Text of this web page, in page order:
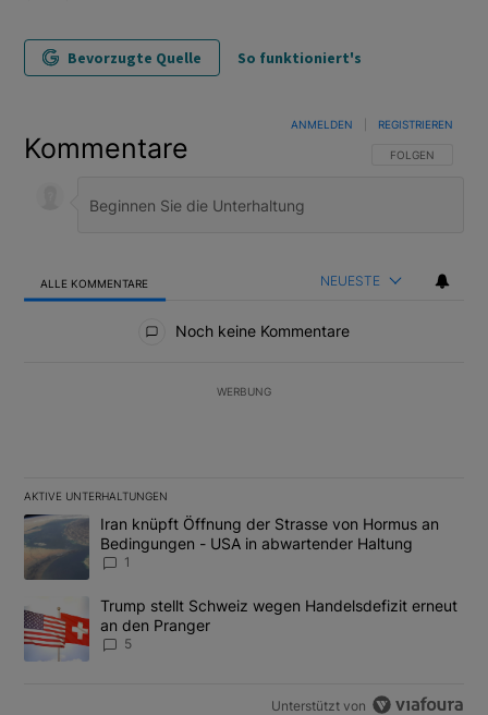
Bevorzugte Quelle So funktioniert's
Kommentare FOLGE DIESER
FOLGEN
ANMELDEN REGISTRIEREN
ALLE KOMMENTARE NEUESTE
Noch keine Kommentare
WERBUNG
AKTIVE UNTERHALTUNGEN
Das Folgende ist eine Liste der am meisten kommentierten
Ein Trendartikel mit dem Titel "Iran knüpft Öffnung der Strasse
Iran knüpft Öffnung der Strasse von Hormus an
Bedingungen - USA in abwartender Haltung
1
Ein Trendartikel mit dem Titel "Trump stellt Schweiz wegen
Trump stellt Schweiz wegen Handelsdefizit erneut
an den Pranger
5
Unterstützt von